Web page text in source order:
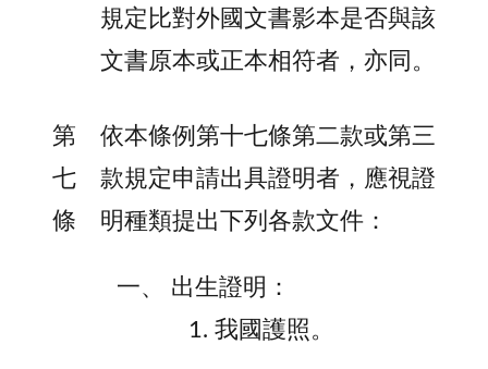
規定比對外國文書影本是否與該
文書原本或正本相符者，亦同。
第
七
條
依本條例第十七條第二款或第三
款規定申請出具證明者，應視證
明種類提出下列各款文件：
出生證明：
我國護照。